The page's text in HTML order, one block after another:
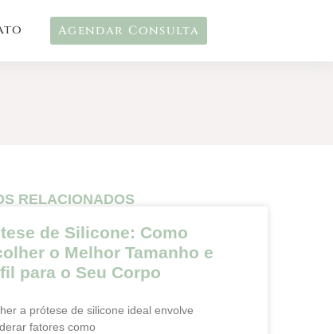
Agendar Consulta
RELACIONADOS
de Silicone: Como
o Melhor Tamanho e
para o Seu Corpo
a prótese de silicone ideal envolve
fatores como